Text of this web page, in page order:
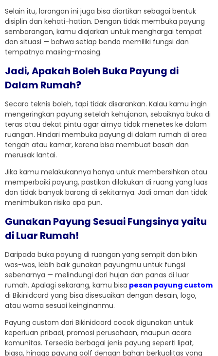
Selain itu, larangan ini juga bisa diartikan sebagai bentuk
disiplin dan kehati-hatian. Dengan tidak membuka payung
sembarangan, kamu diajarkan untuk menghargai tempat
dan situasi — bahwa setiap benda memiliki fungsi dan
tempatnya masing-masing.
Jadi, Apakah Boleh Buka Payung di
Dalam Rumah?
Secara teknis boleh, tapi tidak disarankan. Kalau kamu ingin
mengeringkan payung setelah kehujanan, sebaiknya buka di
teras atau dekat pintu agar airnya tidak menetes ke dalam
ruangan. Hindari membuka payung di dalam rumah di area
tengah atau kamar, karena bisa membuat basah dan
merusak lantai.
Jika kamu melakukannya hanya untuk membersihkan atau
memperbaiki payung, pastikan dilakukan di ruang yang luas
dan tidak banyak barang di sekitarnya. Jadi aman dan tidak
menimbulkan risiko apa pun.
Gunakan Payung Sesuai Fungsinya yaitu
di Luar Rumah!
Daripada buka payung di ruangan yang sempit dan bikin
was-was, lebih baik gunakan payungmu untuk fungsi
sebenarnya — melindungi dari hujan dan panas di luar
rumah. Apalagi sekarang, kamu bisa pesan payung custom
di Bikinidcard yang bisa disesuaikan dengan desain, logo,
atau warna sesuai keinginanmu.
Payung custom dari Bikinidcard cocok digunakan untuk
keperluan pribadi, promosi perusahaan, maupun acara
komunitas. Tersedia berbagai jenis payung seperti lipat,
biasa, hingga payung golf dengan bahan berkualitas yang